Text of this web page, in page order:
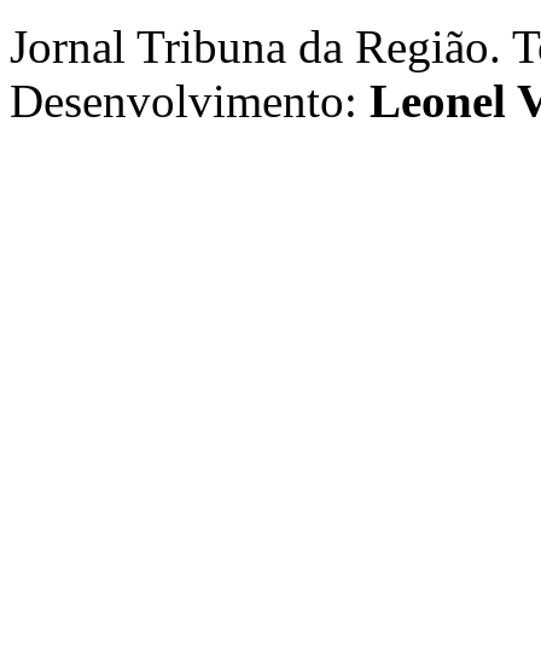
Jornal Tribuna da Região.
Desenvolvimento: Leonel